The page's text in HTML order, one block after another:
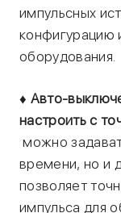
импульсных
конфигурацию
оборудования.
♦ Авто-
настроить с
можно
времени, но и
позволяет
импульса для